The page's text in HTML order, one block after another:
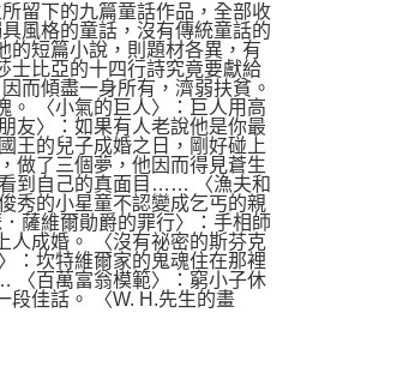
留下的九篇童話作品，全部收
風格的童話，沒有傳統童話的
的短篇小說，則題材各異，有
士比亞的十四行詩究竟要獻給
而傾盡一身所有，濟弱扶貧。
。 〈小氣的巨人〉：巨人用高
友〉：如果有人老說他是你最
王的兒子成婚之日，剛好碰上
做了三個夢，他因而得見蒼生
到自己的真面目…… 〈漁夫和
秀的小星童不認變成乞丐的親
薩維爾勛爵的罪行〉：手相師
人成婚。 〈沒有祕密的斯芬克
：坎特維爾家的鬼魂住在那裡
〈百萬富翁模範〉：窮小子休
段佳話。 〈W. H.先生的畫